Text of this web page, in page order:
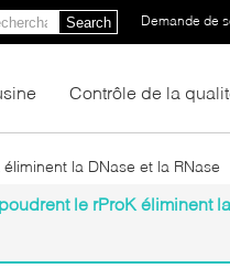
Demande de
Search
Contrôle de la
la DNase et la RNase
le rProK éliminent